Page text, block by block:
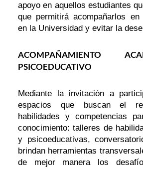
apoyo en aquellos estudiantes
que permitirá acompañarlos en
en la Universidad y evitar la
ACOMPAÑAMIENTO
PSICOEDUCATIVO
Mediante la invitación a
espacios que buscan el
habilidades y competencias
conocimiento: talleres de
y psicoeducativas,
brindan herramientas
de mejor manera los